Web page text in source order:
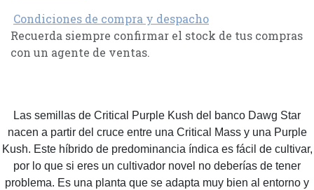
Condiciones de compra y despacho
Recuerda siempre confirmar el stock de tus compras
con un agente de ventas.
Las semillas de Critical Purple Kush del banco Dawg Star
nacen a partir del cruce entre una Critical Mass y una Purple
Kush. Este híbrido de predominancia índica es fácil de cultivar,
por lo que si eres un cultivador novel no deberías de tener
problema. Es una planta que se adapta muy bien al entorno y